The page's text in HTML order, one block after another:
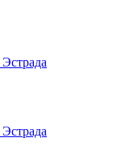
Эстрада
Эстрада